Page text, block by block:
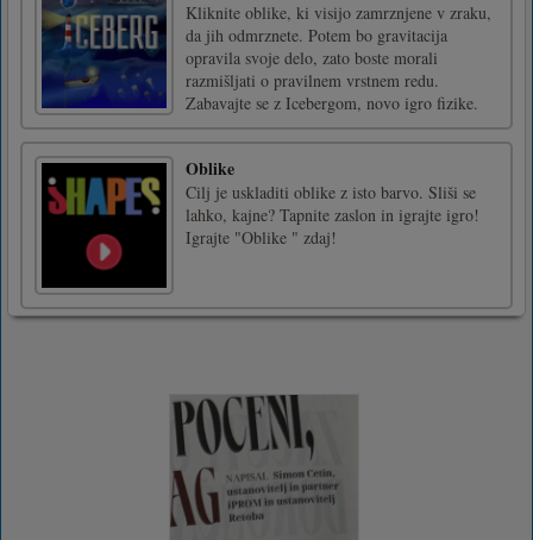
Kliknite oblike, ki visijo zamrznjene v zraku,
da jih odmrznete. Potem bo gravitacija
opravila svoje delo, zato boste morali
razmišljati o pravilnem vrstnem redu.
Zabavajte se z Icebergom, novo igro fizike.
Oblike
Cilj je uskladiti oblike z isto barvo. Sliši se
lahko, kajne? Tapnite zaslon in igrajte igro!
Igrajte "Oblike " zdaj!